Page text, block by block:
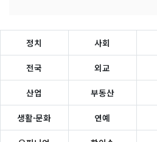
정치 사회
전국 외교
산업 부동산
생활·문화 연예